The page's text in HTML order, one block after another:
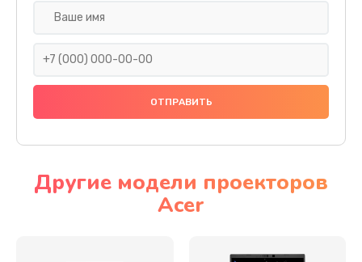
Ремонт подсветки
Настройка BIOS
Другие модели проекторов
Acer